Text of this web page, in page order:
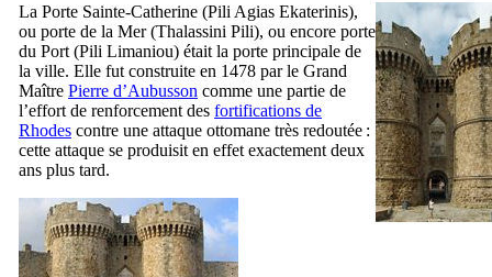
La Porte Sainte-Catherine (Pili Agias Ekaterinis),
ou porte de la Mer (Thalassini Pili), ou encore porte
du Port (Pili Limaniou) était la porte principale de
la ville. Elle fut construite en 1478 par le Grand
Maître Pierre d’Aubusson comme une partie de
l’effort de renforcement des fortifications de
Rhodes contre une attaque ottomane très redoutée :
cette attaque se produisit en effet exactement deux
ans plus tard.